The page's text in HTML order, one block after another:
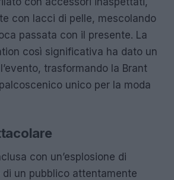
con lacci di pelle, mescolando
passata con il presente. La
così significativa ha dato un
trasformando la Brant
unico per la moda
con un’esplosione di
un pubblico attentamente